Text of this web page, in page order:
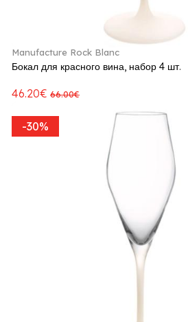
Manufacture Rock Blanc
Бокал для красного вина, набор 4 шт.
46.20€ 66.00€
-30%